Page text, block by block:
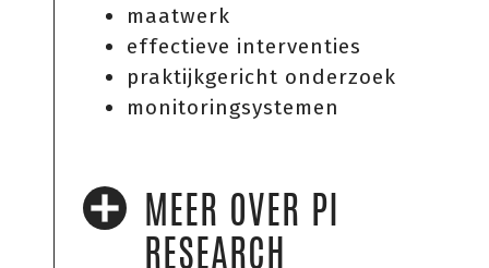
maatwerk
effectieve interventies
praktijkgericht onderzoek
monitoringsystemen
MEER OVER PI
RESEARCH